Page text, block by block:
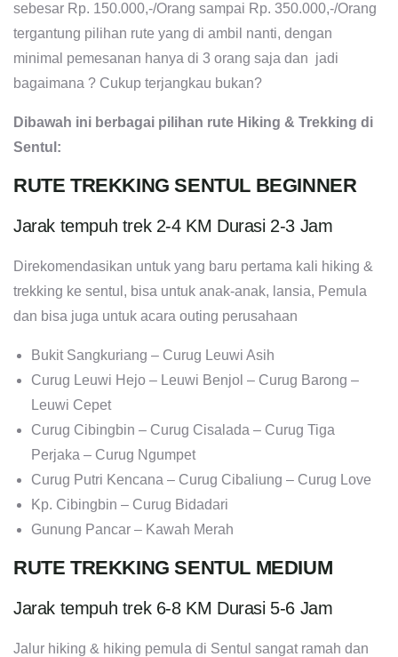
sebesar Rp. 150.000,-/Orang sampai Rp. 350.000,-/Orang
tergantung pilihan rute yang di ambil nanti, dengan
minimal pemesanan hanya di 3 orang saja dan jadi
bagaimana ? Cukup terjangkau bukan?
Dibawah ini berbagai pilihan rute Hiking & Trekking di
Sentul:
RUTE TREKKING SENTUL BEGINNER
Jarak tempuh trek 2-4 KM Durasi 2-3 Jam
Direkomendasikan untuk yang baru pertama kali hiking &
trekking ke sentul, bisa untuk anak-anak, lansia, Pemula
dan bisa juga untuk acara outing perusahaan
Bukit Sangkuriang – Curug Leuwi Asih
Curug Leuwi Hejo – Leuwi Benjol – Curug Barong –
Leuwi Cepet
Curug Cibingbin – Curug Cisalada – Curug Tiga
Perjaka – Curug Ngumpet
Curug Putri Kencana – Curug Cibaliung – Curug Love
Kp. Cibingbin – Curug Bidadari
Gunung Pancar – Kawah Merah
RUTE TREKKING SENTUL MEDIUM
Jarak tempuh trek 6-8 KM Durasi 5-6 Jam
Jalur hiking & hiking pemula di Sentul sangat ramah dan